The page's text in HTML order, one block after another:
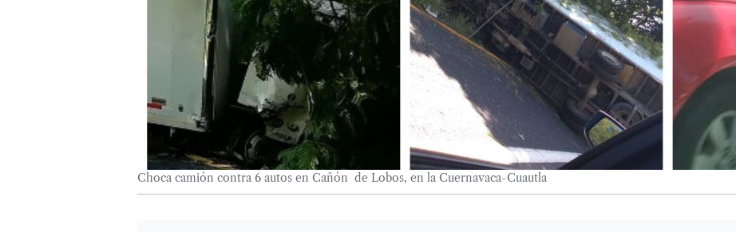
Choca camión contra 6 autos en Cañón de Lobos, en la Cuernavaca-Cuautla